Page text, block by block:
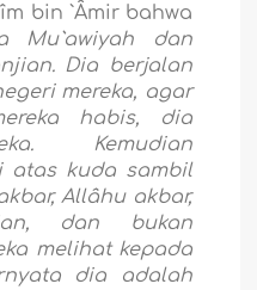
bin `Âmir bahwa
Mu`awiyah dan
Dia berjalan
mereka, agar
habis, dia
Kemudian
atas kuda sambil
Allâhu akbar,
dan bukan
melihat kepada
dia adalah